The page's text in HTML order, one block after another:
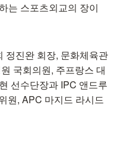
는 스포츠외교의 장이
정진완 회장, 문화체육관
국회의원, 주프랑스 대
선수단장과 IPC 앤드루
원, APC 마지드 라시드